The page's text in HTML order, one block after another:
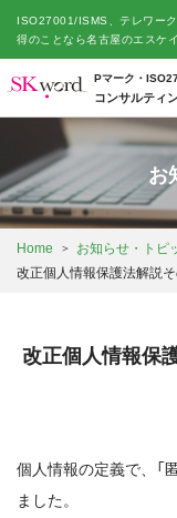
ISO27001/ISMS、テレワー
得のことなら名古屋のエスケ
Pマーク・
コンサルティ
お
Home
お知らせ・トピ
改正個人情報保護法解説そ
改正個人情報保
個人情報の定義で、「
ました。